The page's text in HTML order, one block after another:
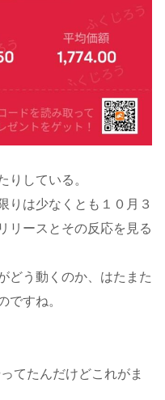
りしている。
りは少なくとも１０月３
リースとその反応を見る
どう動くのか、はたまた
ですね。
てたんだけどこれがま